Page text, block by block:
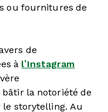
ou fournitures de
de
à l’Instagram
la notoriété de
storytelling. Au